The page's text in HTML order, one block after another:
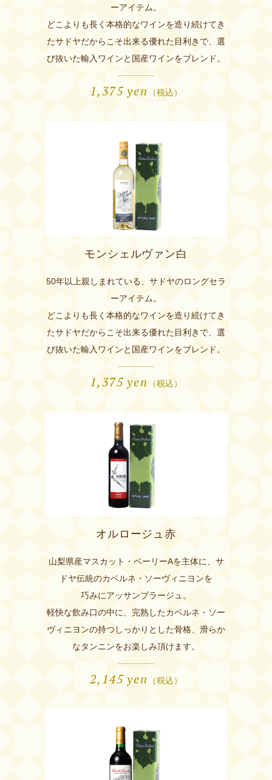
ーアイテム。
どこよりも長く本格的なワインを造り続けてき
たサドヤだからこそ出来る優れた目利きで、選
び抜いた輸入ワインと国産ワインをブレンド。
1,375yen （税込）
モンシェルヴァン白
50年以上親しまれている、サドヤのロングセラ
ーアイテム。
どこよりも長く本格的なワインを造り続けてき
たサドヤだからこそ出来る優れた目利きで、選
び抜いた輸入ワインと国産ワインをブレンド。
1,375yen （税込）
オルロージュ赤
山梨県産マスカット・ベーリーAを主体に、サ
ドヤ伝統のカベルネ・ソーヴィニヨンを
巧みにアッサンブラージュ。
軽快な飲み口の中に、完熟したカベルネ・ソー
ヴィニヨンの持つしっかりとした骨格、滑らか
なタンニンをお楽しみ頂けます。
2,145yen （税込）